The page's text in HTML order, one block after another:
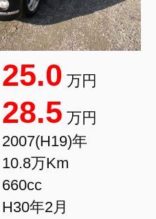
25.0 万円
28.5 万円
2007(H19)年
10.8万Km
660cc
H30年2月